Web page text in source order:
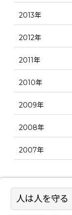
人は人を守る
2013年
2012年
2011年
2010年
2009年
2008年
2007年